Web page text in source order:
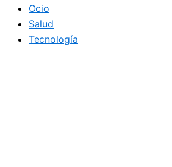
Ocio
Salud
Tecnología